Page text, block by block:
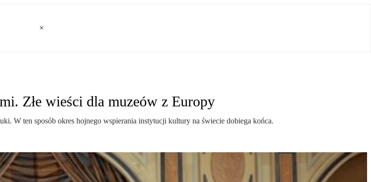
Złe wieści dla muzeów z Europy
W ten sposób okres hojnego wspierania instytucji kultury na świecie dobiega końca.